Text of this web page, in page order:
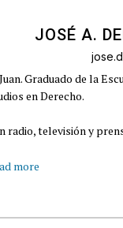
JOSÉ A.
Graduado de la
en Derecho.
radio, televisión y
more